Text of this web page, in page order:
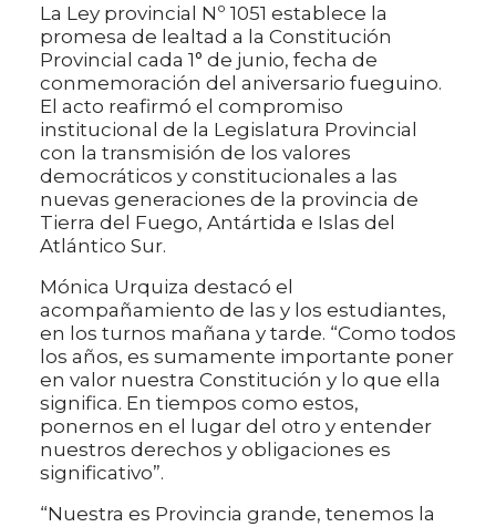
La Ley provincial Nº 1051 establece la
promesa de lealtad a la Constitución
Provincial cada 1° de junio, fecha de
conmemoración del aniversario fueguino.
El acto reafirmó el compromiso
institucional de la Legislatura Provincial
con la transmisión de los valores
democráticos y constitucionales a las
nuevas generaciones de la provincia de
Tierra del Fuego, Antártida e Islas del
Atlántico Sur.
Mónica Urquiza destacó el
acompañamiento de las y los estudiantes,
en los turnos mañana y tarde. “Como todos
los años, es sumamente importante poner
en valor nuestra Constitución y lo que ella
significa. En tiempos como estos,
ponernos en el lugar del otro y entender
nuestros derechos y obligaciones es
significativo”.
“Nuestra es Provincia grande, tenemos la